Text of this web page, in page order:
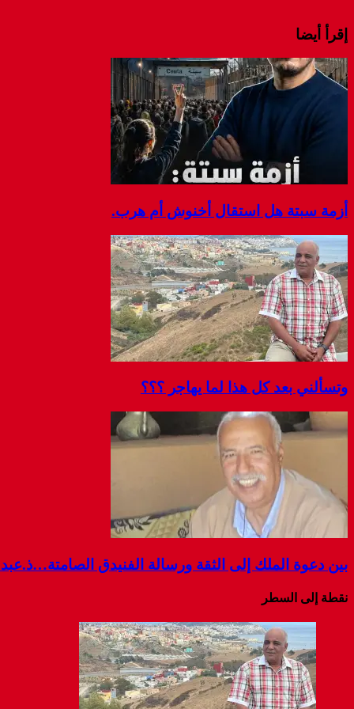
إقرأ أيضا
أزمة سبتة هل استقال أخنوش أم هرب.
وتسألني بعد كل هذا لما يهاجر ؟؟؟
بين دعوة الملك إلى الثقة ورسالة الفنيدق
نقطة إلى السطر